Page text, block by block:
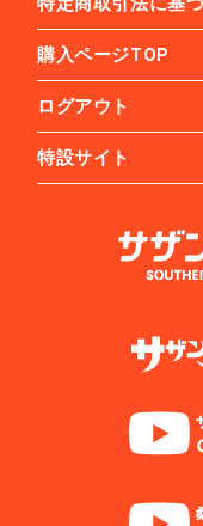
特定商取引法に基
購入ページTOP
ログアウト
特設サイト